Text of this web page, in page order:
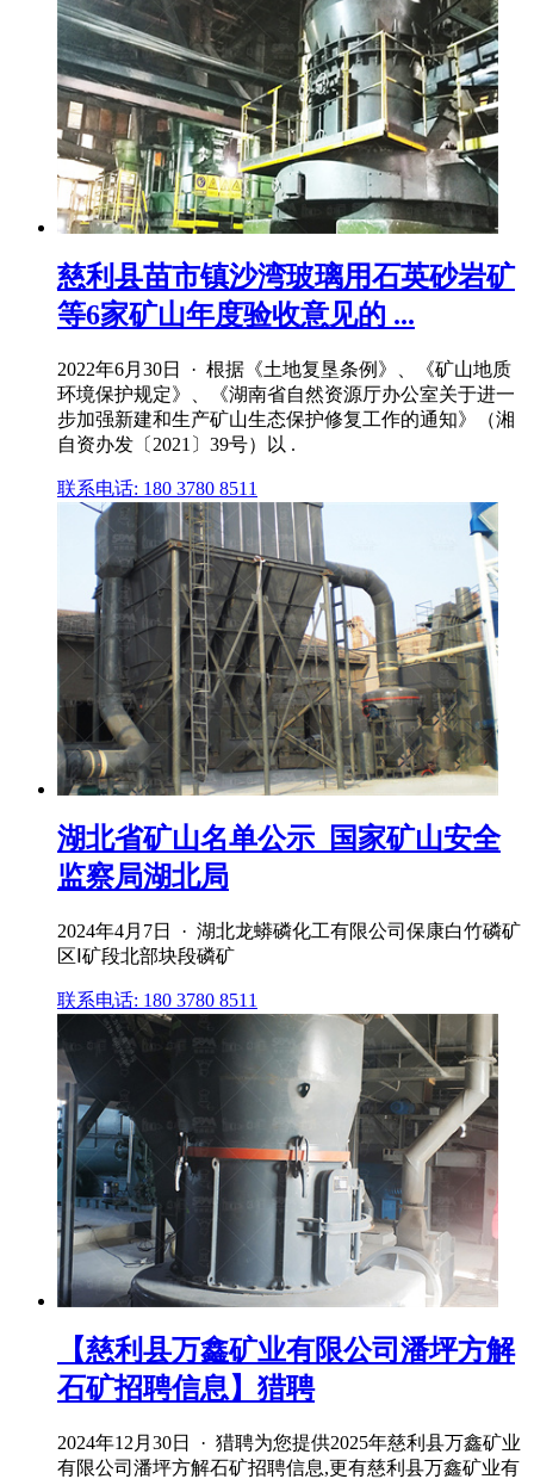
慈利县苗市镇沙湾玻璃用石英砂岩矿
等6家矿山年度验收意见的 ...
2022年6月30日 · 根据《土地复垦条例》、《矿山地质
环境保护规定》、《湖南省自然资源厅办公室关于进一
步加强新建和生产矿山生态保护修复工作的通知》（湘
自资办发〔2021〕39号）以 .
联系电话: 180 3780 8511
湖北省矿山名单公示_国家矿山安全
监察局湖北局
2024年4月7日 · 湖北龙蟒磷化工有限公司保康白竹磷矿
区Ⅰ矿段北部块段磷矿
联系电话: 180 3780 8511
【慈利县万鑫矿业有限公司潘坪方解
石矿招聘信息】猎聘
2024年12月30日 · 猎聘为您提供2025年慈利县万鑫矿业
有限公司潘坪方解石矿招聘信息,更有慈利县万鑫矿业有